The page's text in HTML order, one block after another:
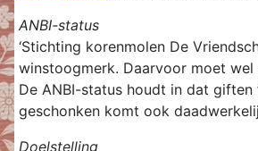
ANBI-status
‘Stichting korenmolen De
winstoogmerk. Daarvoor moet
De ANBI-status houdt in dat
geschonken komt ook
Doelstelling